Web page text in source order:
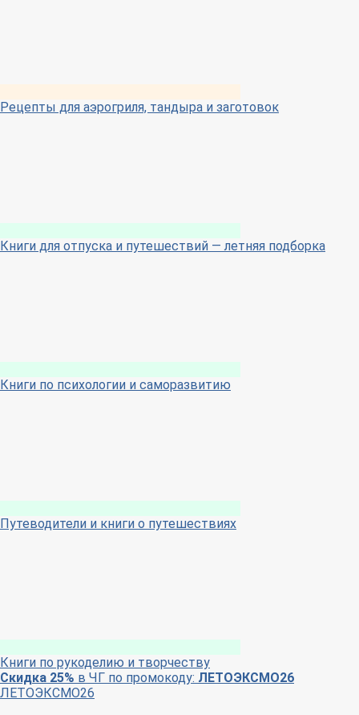
Рецепты для аэрогриля, тандыра и заготовок
Книги для отпуска и путешествий — летняя подборка
Книги по психологии и саморазвитию
Путеводители и книги о путешествиях
Книги по рукоделию и творчеству
Скидка 25% в ЧГ по промокоду: ЛЕТОЭКСМО26
ЛЕТОЭКСМО26